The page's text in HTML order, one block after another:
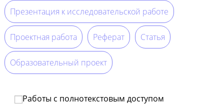
Презентация к исследовательской работе
Проектная работа Реферат Статья
Образовательный проект
Работы с полнотекстовым доступом